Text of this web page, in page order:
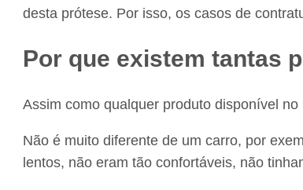
desta prótese. Por isso, os casos de
Por que existem tantas
Assim como qualquer produto disponível
Não é muito diferente de um carro, por
lentos, não eram tão confortáveis, não